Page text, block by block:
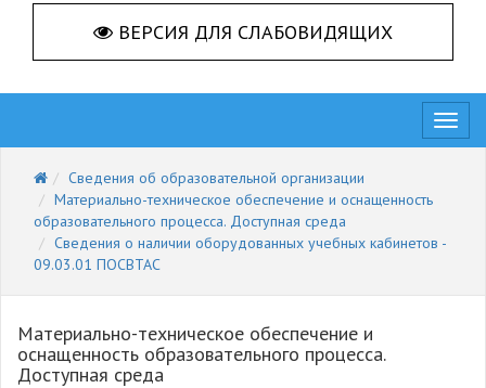
ВЕРСИЯ ДЛЯ СЛАБОВИДЯЩИХ
Сведения об образовательной организации
Материально-техническое обеспечение и оснащенность
образовательного процесса. Доступная среда
Cведения о наличии оборудованных учебных кабинетов -
09.03.01 ПОСВТАС
Материально-техническое обеспечение и
оснащенность образовательного процесса.
Доступная среда